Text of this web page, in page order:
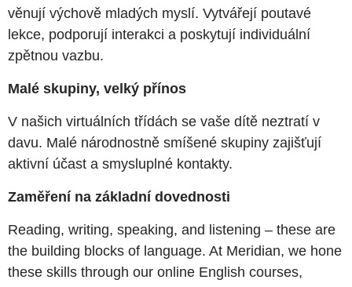
věnují výchově mladých myslí. Vytvářejí poutavé
lekce, podporují interakci a poskytují individuální
zpětnou vazbu.
Malé skupiny, velký přínos
V našich virtuálních třídách se vaše dítě neztratí v
davu. Malé národnostně smíšené skupiny zajišťují
aktivní účast a smysluplné kontakty.
Zaměření na základní dovednosti
Reading, writing, speaking, and listening – these are
the building blocks of language. At Meridian, we hone
these skills through our online English courses,